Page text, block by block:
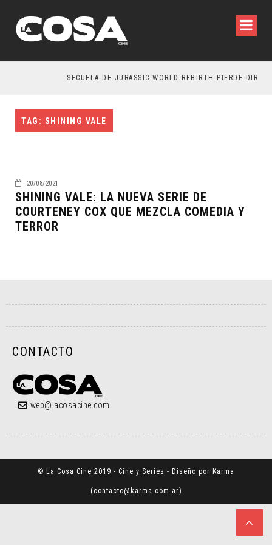
SECUELA DE JURASSIC WORLD REBIRTH PIERDE
TAG: SHINING VALE
20/08/2021
SHINING VALE: LA NUEVA SERIE DE
COURTENEY COX QUE MEZCLA COMEDIA Y
TERROR
CONTACTO
web@lacosacine.com
© La Cosa Cine 2019 - Cine y Series - Diseño por Karma
(contacto@karma.com.ar)